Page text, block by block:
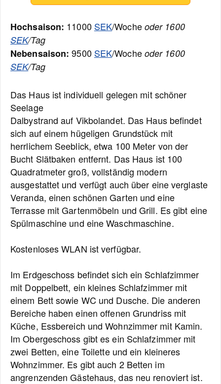
Hochsaison: 11000 SEK/Woche oder 1600
SEK/Tag
Nebensaison: 9500 SEK/Woche oder 1600
SEK/Tag
Das Haus ist individuell gelegen mit schöner
Seelage
Dalbystrand auf Vikbolandet. Das Haus befindet
sich auf einem hügeligen Grundstück mit
herrlichem Seeblick, etwa 100 Meter von der
Bucht Slätbaken entfernt. Das Haus ist 100
Quadratmeter groß, vollständig modern
ausgestattet und verfügt auch über eine verglaste
Veranda, einen schönen Garten und eine
Terrasse mit Gartenmöbeln und Grill. Es gibt eine
Spülmaschine und eine Waschmaschine.
Kostenloses WLAN ist verfügbar.
Im Erdgeschoss befindet sich ein Schlafzimmer
mit Doppelbett, ein kleines Schlafzimmer mit
einem Bett sowie WC und Dusche. Die anderen
Bereiche haben einen offenen Grundriss mit
Küche, Essbereich und Wohnzimmer mit Kamin.
Im Obergeschoss gibt es ein Schlafzimmer mit
zwei Betten, eine Toilette und ein kleineres
Wohnzimmer. Es gibt auch 2 Betten im
angrenzenden Gästehaus, das neu renoviert ist.